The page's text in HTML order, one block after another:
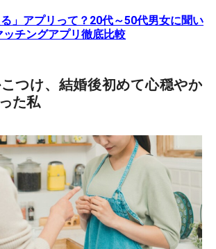
る」アプリって？20代～50代男女に聞い
チングアプリ徹底比較
つけ、結婚後初めて心穏やか
た私